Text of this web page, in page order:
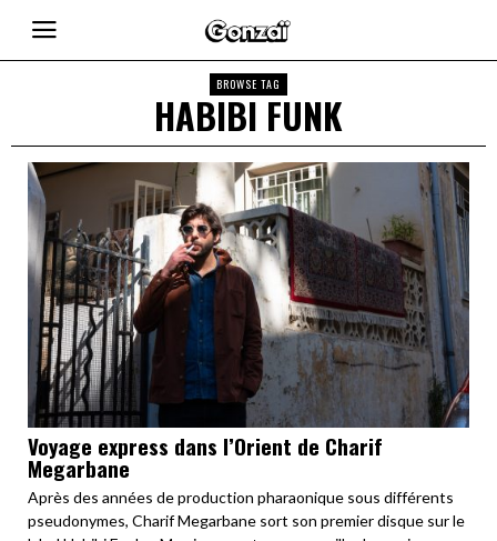
BROWSE TAG
HABIBI FUNK
Voyage express dans l’Orient de Charif
Megarbane
Après des années de production pharaonique sous différents
pseudonymes, Charif Megarbane sort son premier disque sur le